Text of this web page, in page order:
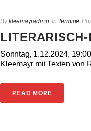
By kleemayradmin In Termine
Sonntag, 1.12.2024,
Kleemayr mit Texten von
READ MORE